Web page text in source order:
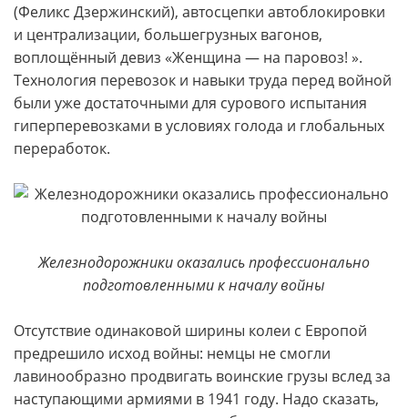
(Феликс Дзержинский), автосцепки автоблокировки
и централизации, большегрузных вагонов,
воплощённый девиз «Женщина — на паровоз! ».
Технология перевозок и навыки труда перед войной
были уже достаточными для сурового испытания
гиперперевозками в условиях голода и глобальных
переработок.
Железнодорожники оказались профессионально
подготовленными к началу войны
Отсутствие одинаковой ширины колеи с Европой
предрешило исход войны: немцы не смогли
лавинообразно продвигать воинские грузы вслед за
наступающими армиями в 1941 году. Надо сказать,